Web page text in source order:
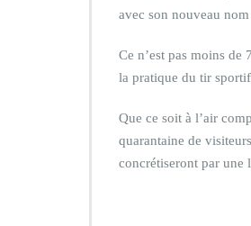
avec son nouveau
Ce n’est pas moins de
la pratique du tir
Que ce soit à l’air
quarantaine de
concrétiseront par une